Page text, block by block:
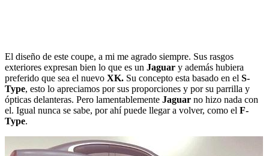
El diseño de este coupe, a mi me agrado siempre. Sus rasgos
exteriores expresan bien lo que es un Jaguar y además hubiera
preferido que sea el nuevo XK. Su concepto esta basado en el S-
Type, esto lo apreciamos por sus proporciones y por su parrilla y
ópticas delanteras. Pero lamentablemente Jaguar no hizo nada con
el. Igual nunca se sabe, por ahí puede llegar a volver, como el F-
Type.